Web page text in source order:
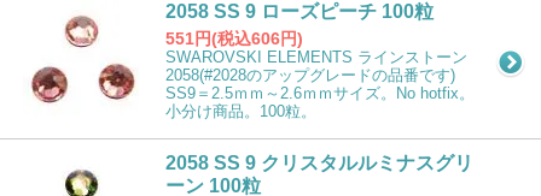
2058 SS 9 ローズピーチ 100粒
551円(税込606円)
SWAROVSKI ELEMENTS ラインストーン
2058(#2028のアップグレードの品番です)
SS9＝2.5ｍｍ～2.6ｍｍサイズ。No hotfix。
小分け商品。100粒。
2058 SS 9 クリスタルルミナスグリ
ーン 100粒